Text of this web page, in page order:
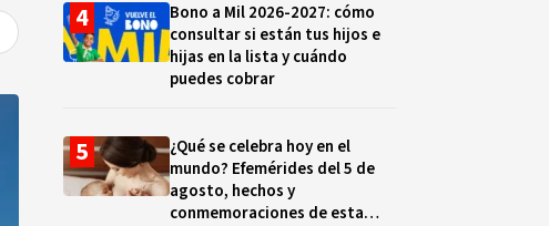
Bono a Mil 2026-2027: cómo
consultar si están tus hijos e
hijas en la lista y cuándo
puedes cobrar
¿Qué se celebra hoy en el
mundo? Efemérides del 5 de
agosto, hechos y
conmemoraciones de esta